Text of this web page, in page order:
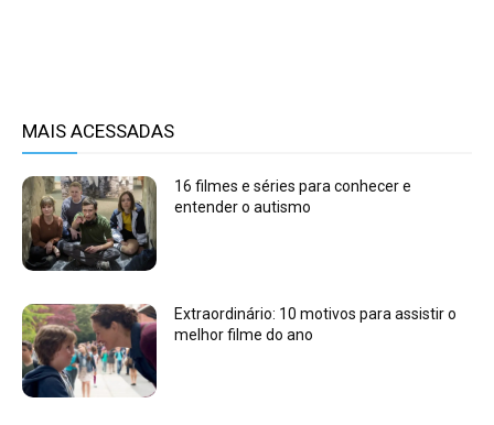
MAIS ACESSADAS
16 filmes e séries para conhecer e
entender o autismo
Extraordinário: 10 motivos para assistir o
melhor filme do ano